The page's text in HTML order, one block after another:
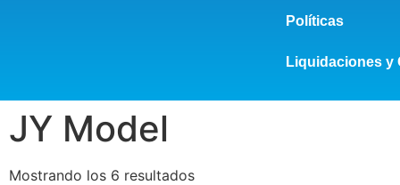
Políticas
Liquidaciones y
JY Model
Mostrando los 6 resultados